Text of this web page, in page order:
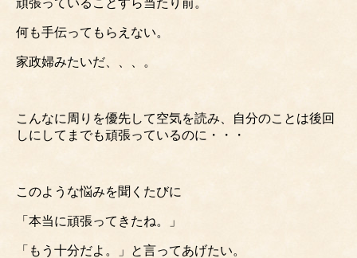
何も手伝ってもらえない。
家政婦みたいだ、、、。
こんなに周りを優先して空気を読み、自分のことは後回
しにしてまでも頑張っているのに・・・
このような悩みを聞くたびに
「本当に頑張ってきたね。」
「もう十分だよ。」と言ってあげたい。